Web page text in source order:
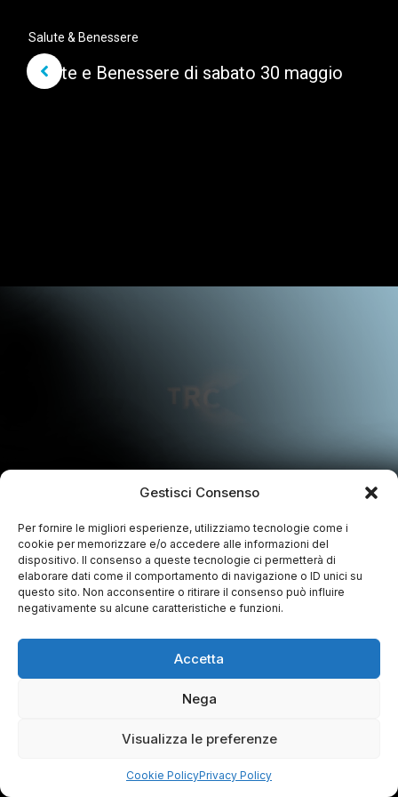
Gestisci Consenso
Per fornire le migliori esperienze, utilizziamo tecnologie come i
cookie per memorizzare e/o accedere alle informazioni del
dispositivo. Il consenso a queste tecnologie ci permetterà di
elaborare dati come il comportamento di navigazione o ID unici su
questo sito. Non acconsentire o ritirare il consenso può influire
negativamente su alcune caratteristiche e funzioni.
Accetta
Nega
Visualizza le preferenze
Cookie PolicyPrivacy Policy